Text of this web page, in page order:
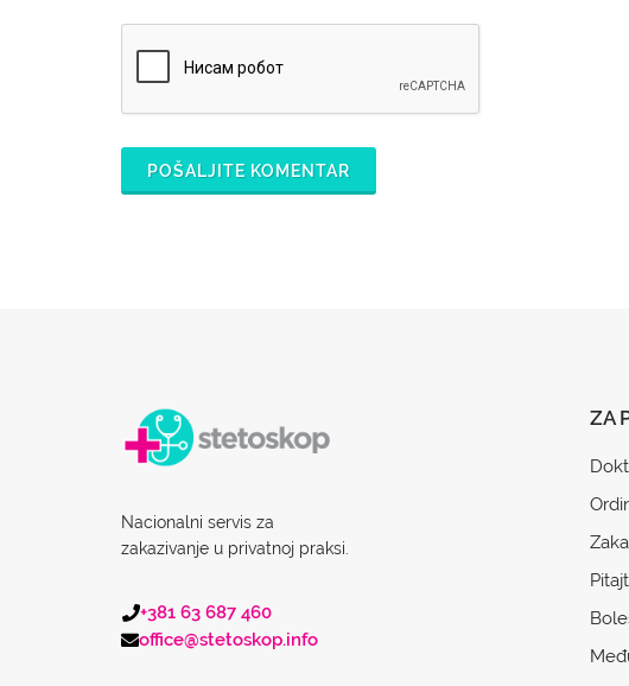
POŠALJITE KOMENTAR
Nacionalni servis za
zakazivanje u privatnoj praksi.
+381 63 687 460
office@stetoskop.info
ZA